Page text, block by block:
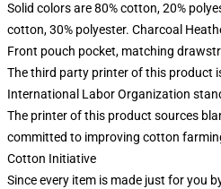
Solid colors are 80% cotton, 20%
cotton, 30% polyester. Charcoal
Front pouch pocket, matching
The third party printer of this product
International Labor Organization
The printer of this product sources
committed to improving cotton
Cotton Initiative
Since every item is made just for you